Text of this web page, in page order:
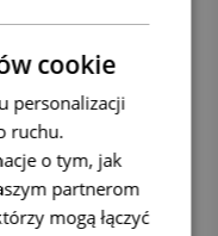
80 cm x
kg, natomiast
zawierać
cookie
personalizacji
ruchu.
o tym, jak
partnerom
mogą łączyć